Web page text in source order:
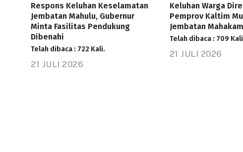
Respons Keluhan Keselamatan
Jembatan Mahulu, Gubernur
Minta Fasilitas Pendukung
Dibenahi
Telah dibaca : 722 Kali.
21 JULI 2026
Keluhan Warga
Pemprov Kaltim
Jembatan
Telah dibaca : 709
21 JULI 2026